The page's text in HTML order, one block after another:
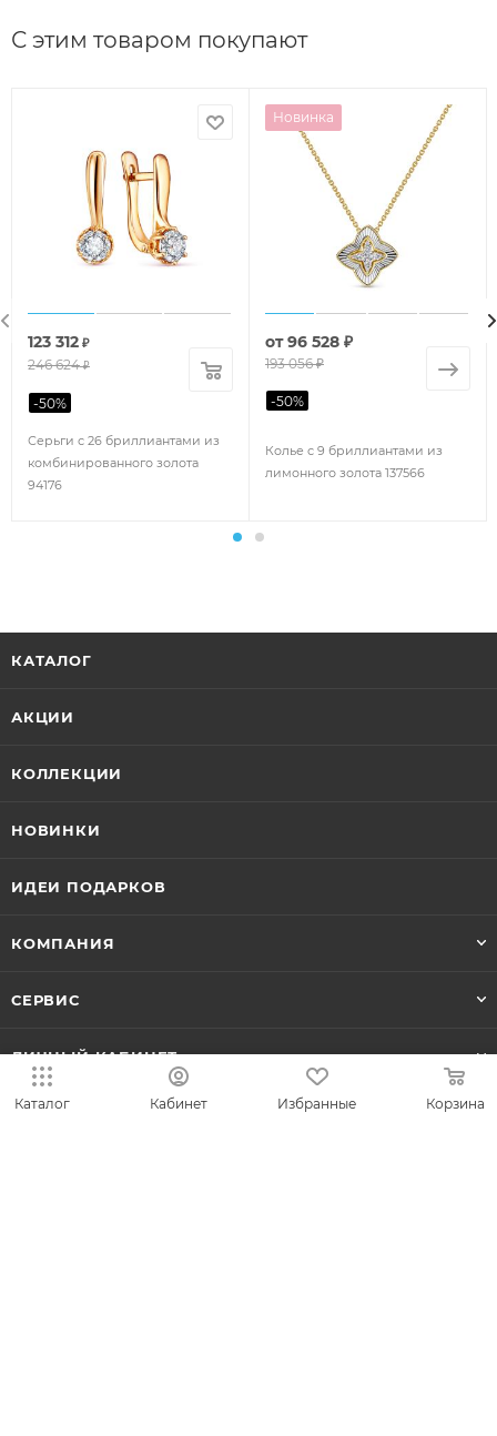
С этим товаром покупают
Серьги с 26 бриллиантами из
комбинированного золота
94176
123 312 ₽
246 624₽
-50%
Новинка
Колье с 9 бриллиантами из
лимонного золота 137566
от96 528 ₽
193 056 ₽
-50%
КАТАЛОГ
АКЦИИ
КОЛЛЕКЦИИ
НОВИНКИ
ИДЕИ ПОДАРКОВ
КОМПАНИЯ
СЕРВИС
ЛИЧНЫЙ КАБИНЕТ
Каталог Кабинет Избранные Корзина